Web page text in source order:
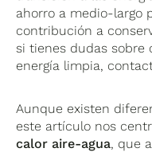
ahorro a medio-largo
contribución a
si tienes dudas
energía limpia,
Aunque existen
este artículo nos
calor aire-agua, que